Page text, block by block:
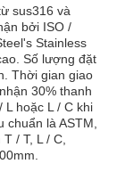
sus316 và
bởi ISO /
Stainless
Số lượng đặt
Thời gian giao
30% thanh
L hoặc L / C khi
là ASTM,
/ T, L / C,